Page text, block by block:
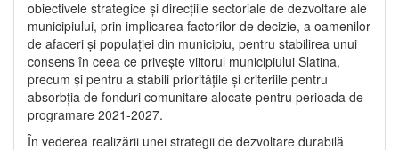
obiectivele strategice și direcțiile sectoriale de dezvoltare ale
municipiului, prin implicarea factorilor de decizie, a oamenilor
de afaceri și populației din municipiu, pentru stabilirea unui
consens în ceea ce privește viitorul municipiului Slatina,
precum și pentru a stabili prioritățile și criteriile pentru
absorbția de fonduri comunitare alocate pentru perioada de
programare 2021-2027.
În vederea realizării unei strategii de dezvoltare durabilă